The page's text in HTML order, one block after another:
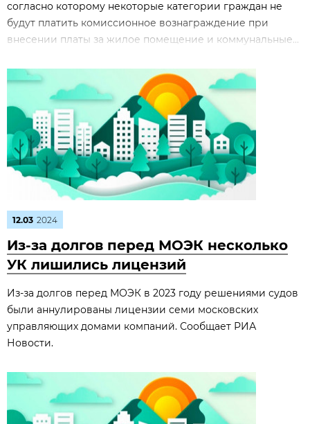
согласно которому некоторые категории граждан не
будут платить комиссионное вознаграждение при
внесении платы за жилое помещение и коммунальные...
12.03 2024
Из-за долгов перед МОЭК несколько
УК лишились лицензий
Из-за долгов перед МОЭК в 2023 году решениями судов
были аннулированы лицензии семи московских
управляющих домами компаний. Сообщает РИА
Новости.